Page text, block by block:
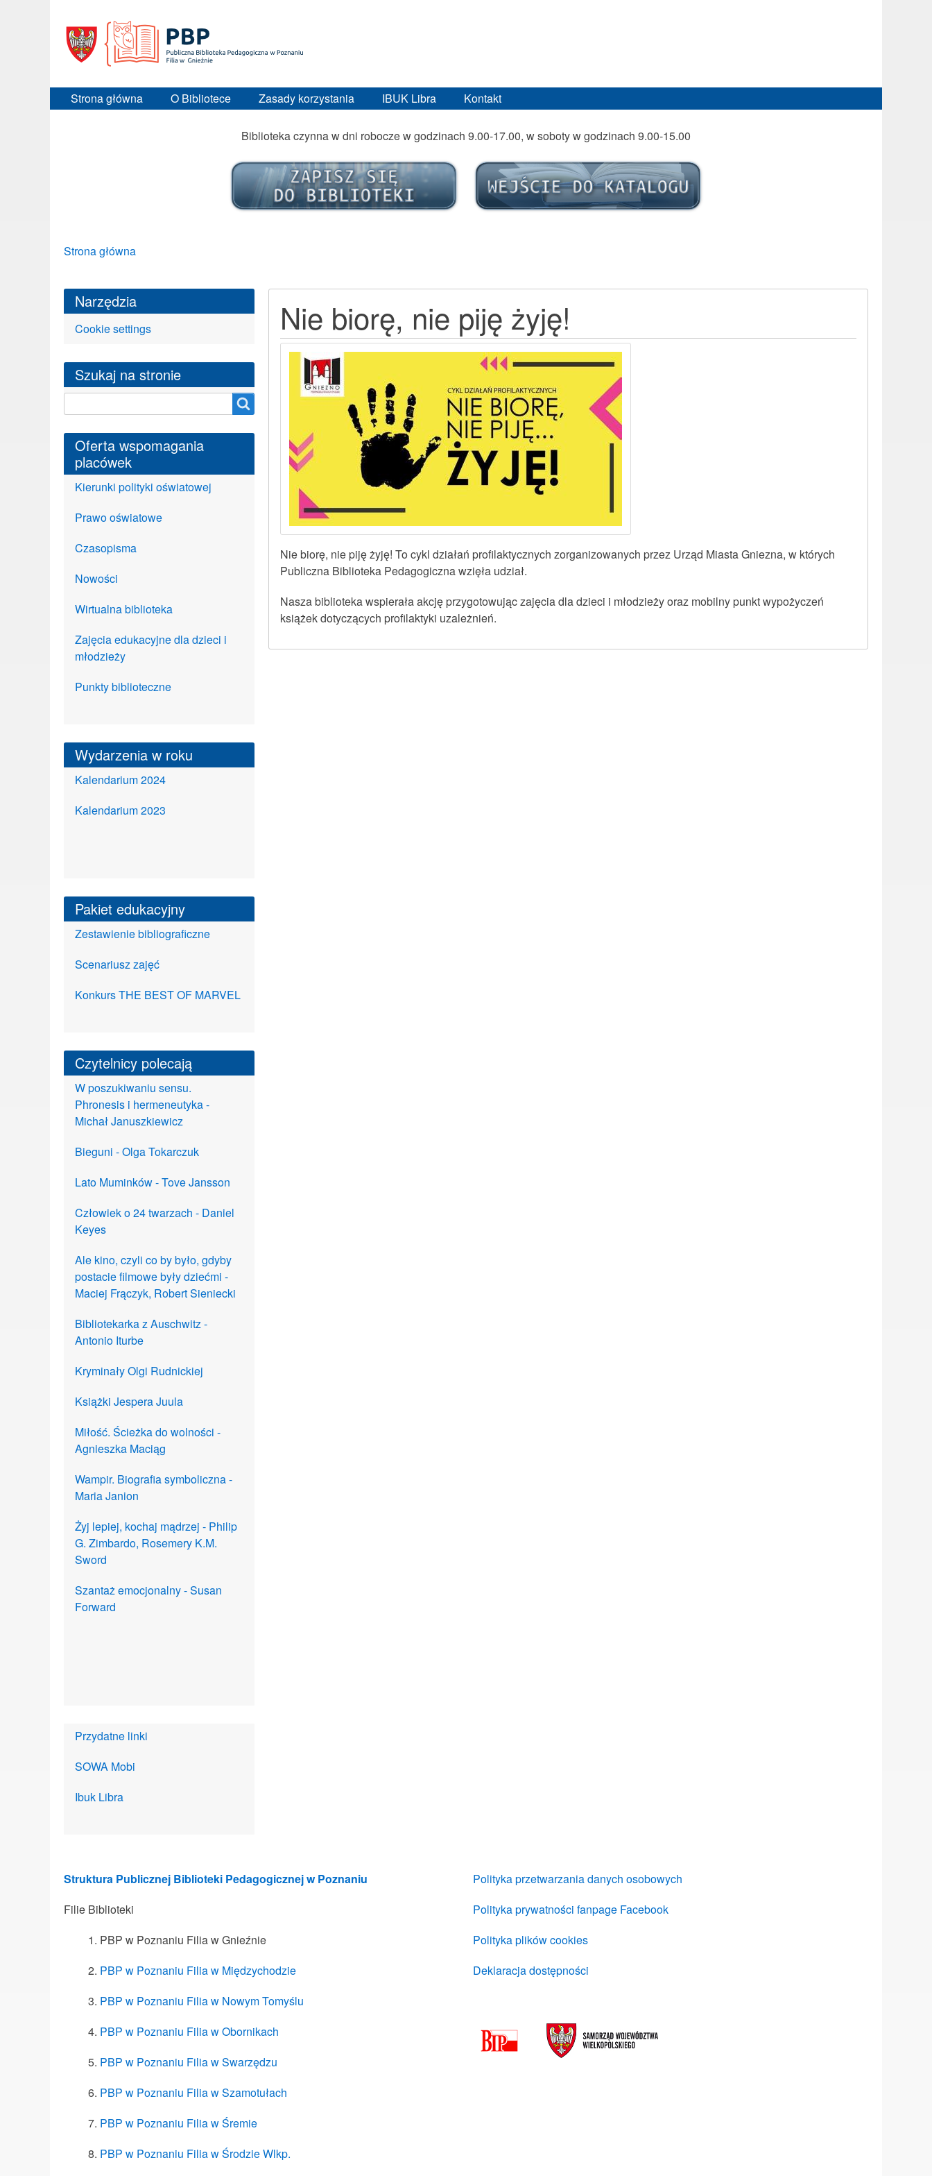
Strona główna O Bibliotece Zasady korzystania IBUK Libra Kontakt
Biblioteka czynna w dni robocze w godzinach 9.00-17.00, w soboty w godzinach 9.00-15.00
Breadcrumbs
You
Strona główna
Nie biorę, nie piję żyję!
Nie biorę, nie piję żyję! To cykl działań profilaktycznych zorganizowanych przez Urząd Miasta Gniezna, w których
Publiczna Biblioteka Pedagogiczna wzięła udział.
Nasza biblioteka wspierała akcję przygotowując zajęcia dla dzieci i młodzieży oraz mobilny punkt wypożyczeń
książek dotyczących profilaktyki uzależnień.
Narzędzia
Cookie settings
Szukaj na stronie
Oferta wspomagania
placówek
Kierunki polityki oświatowej
Prawo oświatowe
Czasopisma
Nowości
Wirtualna biblioteka
Zajęcia edukacyjne dla dzieci i
młodzieży
Punkty biblioteczne
Wydarzenia w roku
Kalendarium 2024
Kalendarium 2023
Pakiet edukacyjny
Zestawienie bibliograficzne
Scenariusz zajęć
Konkurs THE BEST OF MARVEL
Czytelnicy polecają
W poszukiwaniu sensu.
Phronesis i hermeneutyka -
Michał Januszkiewicz
Bieguni - Olga Tokarczuk
Lato Muminków - Tove Jansson
Człowiek o 24 twarzach - Daniel
Keyes
Ale kino, czyli co by było, gdyby
postacie filmowe były dziećmi -
Maciej Frączyk, Robert Sieniecki
Bibliotekarka z Auschwitz -
Antonio Iturbe
Kryminały Olgi Rudnickiej
Książki Jespera Juula
Miłość. Ścieżka do wolności -
Agnieszka Maciąg
Wampir. Biografia symboliczna -
Maria Janion
Żyj lepiej, kochaj mądrzej - Philip
G. Zimbardo, Rosemery K.M.
Sword
Szantaż emocjonalny - Susan
Forward
Przydatne linki
SOWA Mobi
Ibuk Libra
Struktura Publicznej Biblioteki Pedagogicznej w Poznaniu
Filie Biblioteki
PBP w Poznaniu Filia w Gnieźnie
PBP w Poznaniu Filia w Międzychodzie
PBP w Poznaniu Filia w Nowym Tomyślu
PBP w Poznaniu Filia w Obornikach
PBP w Poznaniu Filia w Swarzędzu
PBP w Poznaniu Filia w Szamotułach
PBP w Poznaniu Filia w Śremie
PBP w Poznaniu Filia w Środzie Wlkp.
Polityka przetwarzania danych osobowych
Polityka prywatności fanpage Facebook
Polityka plików cookies
Deklaracja dostępności